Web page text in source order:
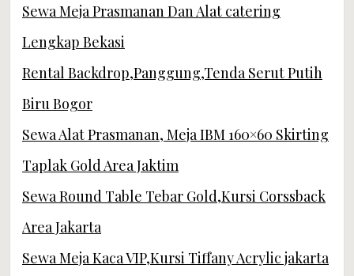
Sewa Meja Prasmanan Dan Alat catering
Lengkap Bekasi
Rental Backdrop,Panggung,Tenda Serut Putih
Biru Bogor
Sewa Alat Prasmanan, Meja IBM 160×60 Skirting
Taplak Gold Area Jaktim
Sewa Round Table Tebar Gold,Kursi Corssback
Area Jakarta
Sewa Meja Kaca VIP,Kursi Tiffany Acrylic jakarta